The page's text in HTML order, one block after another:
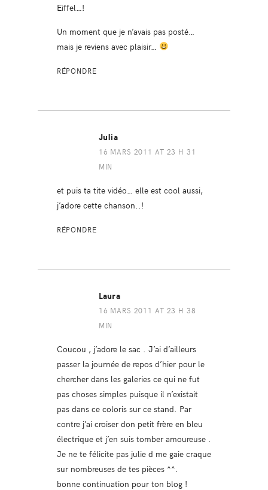
Eiffel…!
Un moment que je n’avais pas posté…
mais je reviens avec plaisir…
RÉPONDRE
Julia
16 MARS 2011 AT 23 H 31
MIN
et puis ta tite vidéo… elle est cool aussi,
j’adore cette chanson..!
RÉPONDRE
Laura
16 MARS 2011 AT 23 H 38
MIN
Coucou , j’adore le sac . J’ai d’ailleurs
passer la journée de repos d’hier pour le
chercher dans les galeries ce qui ne fut
pas choses simples puisque il n’existait
pas dans ce coloris sur ce stand. Par
contre j’ai croiser don petit frère en bleu
électrique et j’en suis tomber amoureuse .
Je ne te félicite pas julie d me gaie craque
sur nombreuses de tes pièces ^^.
bonne continuation pour ton blog !